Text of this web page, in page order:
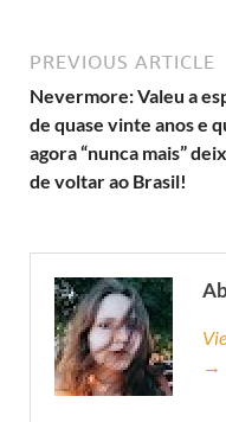
PREVIOUS ARTICLE
Nevermore: Valeu a
de quase vinte anos e
agora “nunca mais”
de voltar ao Brasil!
→